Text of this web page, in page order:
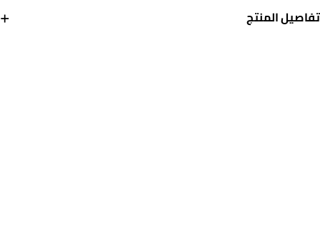
تفاصيل المنتج
+